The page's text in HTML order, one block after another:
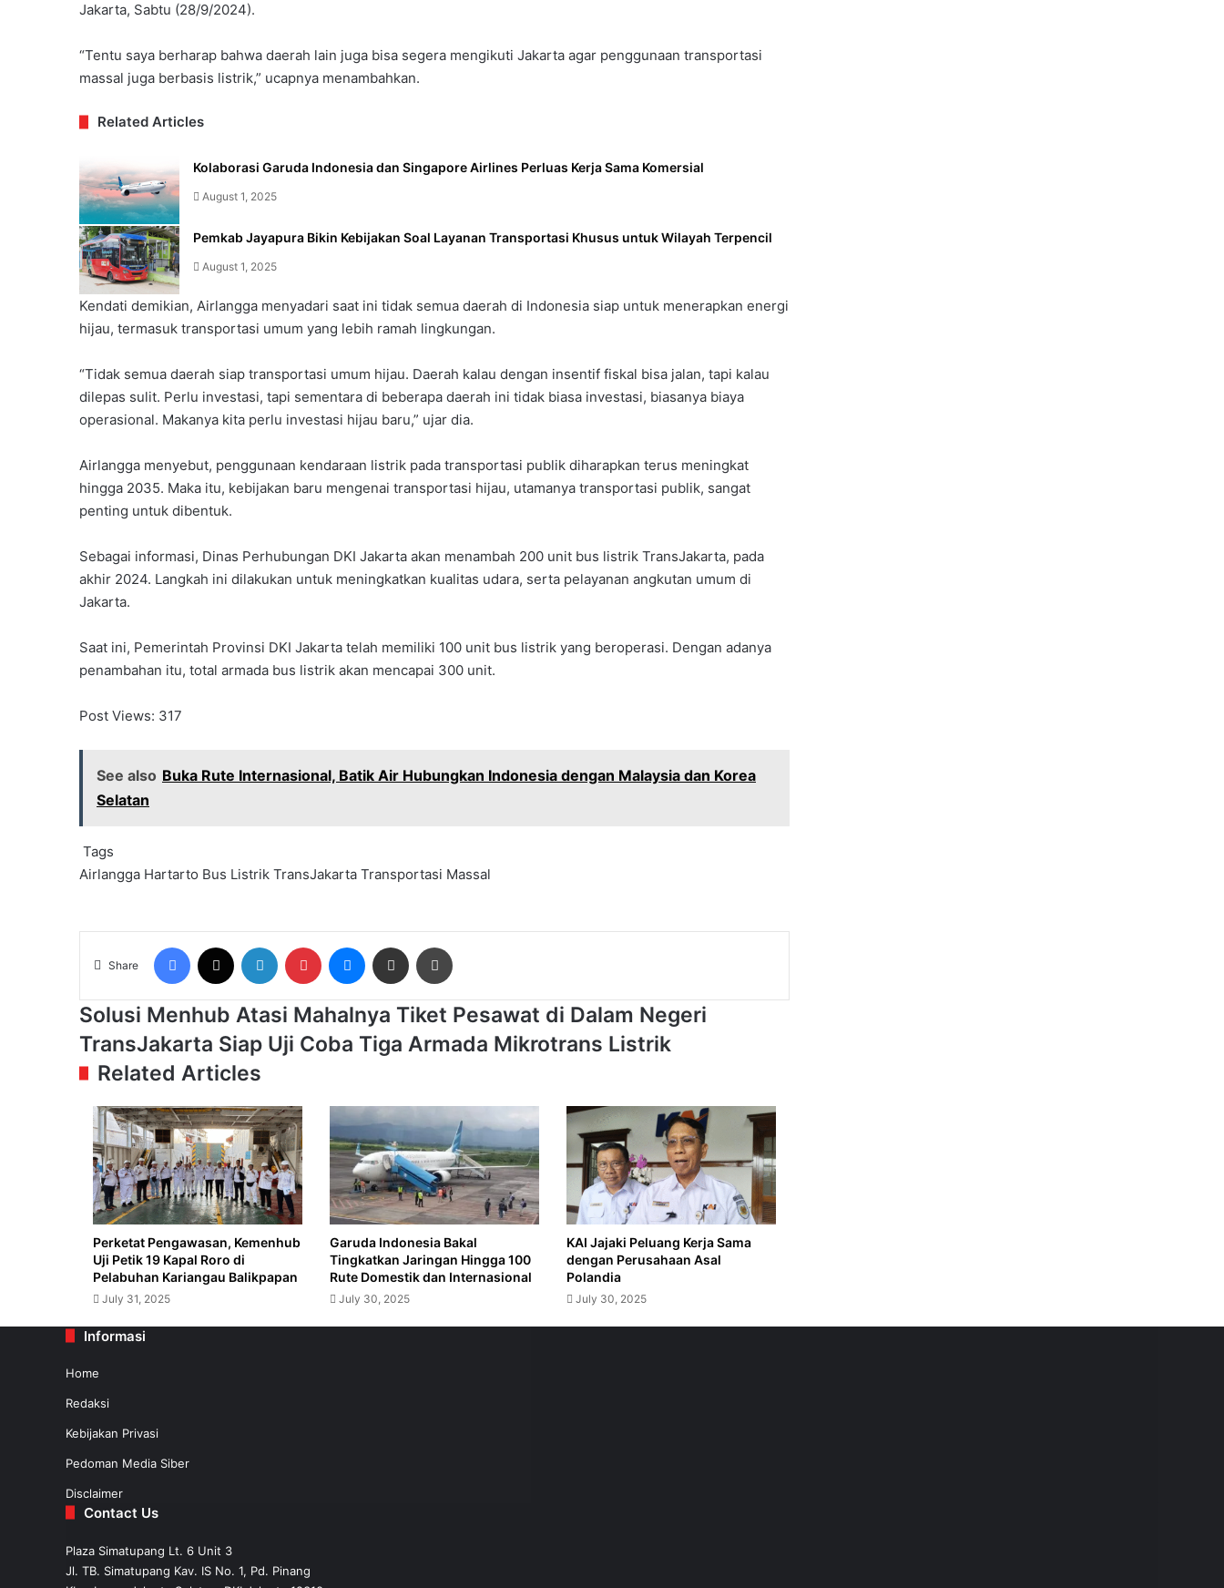
Jakarta, Sabtu (28/9/2024).
“Tentu saya berharap bahwa daerah lain juga bisa segera mengikuti Jakarta agar penggunaan transportasi
massal juga berbasis listrik,” ucapnya menambahkan.
Related Articles
Kolaborasi Garuda Indonesia dan Singapore Airlines Perluas Kerja Sama Komersial
August 1, 2025
Pemkab Jayapura Bikin Kebijakan Soal Layanan Transportasi Khusus untuk Wilayah Terpencil
August 1, 2025
Kendati demikian, Airlangga menyadari saat ini tidak semua daerah di Indonesia siap untuk menerapkan energi
hijau, termasuk transportasi umum yang lebih ramah lingkungan.
“Tidak semua daerah siap transportasi umum hijau. Daerah kalau dengan insentif fiskal bisa jalan, tapi kalau
dilepas sulit. Perlu investasi, tapi sementara di beberapa daerah ini tidak biasa investasi, biasanya biaya
operasional. Makanya kita perlu investasi hijau baru,” ujar dia.
Airlangga menyebut, penggunaan kendaraan listrik pada transportasi publik diharapkan terus meningkat
hingga 2035. Maka itu, kebijakan baru mengenai transportasi hijau, utamanya transportasi publik, sangat
penting untuk dibentuk.
Sebagai informasi, Dinas Perhubungan DKI Jakarta akan menambah 200 unit bus listrik TransJakarta, pada
akhir 2024. Langkah ini dilakukan untuk meningkatkan kualitas udara, serta pelayanan angkutan umum di
Jakarta.
Saat ini, Pemerintah Provinsi DKI Jakarta telah memiliki 100 unit bus listrik yang beroperasi. Dengan adanya
penambahan itu, total armada bus listrik akan mencapai 300 unit.
Post Views: 317
See also Buka Rute Internasional, Batik Air Hubungkan Indonesia dengan Malaysia dan Korea
Selatan
Tags
Airlangga Hartarto Bus Listrik TransJakarta Transportasi Massal
Share
Facebook LinkedIn Pinterest Messenger
Share via Email
August 1, 2025
Kemenhub Lakukan Kajian untuk Mereduksi Tingginya Biaya Transportasi
Solusi
Menhub
Atasi
Mahalnya
Tiket
Pesawat
Dalam
Negeri
Solusi Menhub Atasi Mahalnya Tiket Pesawat di Dalam Negeri
TransJakarta
Uji
Tiga
Armada
Mikrotrans
Listrik
TransJakarta Siap Uji Coba Tiga Armada Mikrotrans Listrik
Related Articles
Perketat Pengawasan, Kemenhub
Uji Petik 19 Kapal Roro di
Pelabuhan Kariangau Balikpapan
July 31, 2025
Garuda Indonesia Bakal
Tingkatkan Jaringan Hingga 100
Rute Domestik dan Internasional
July 30, 2025
KAI Jajaki Peluang Kerja Sama
dengan Perusahaan Asal
Polandia
July 30, 2025
Informasi
Home
Redaksi
Kebijakan Privasi
Pedoman Media Siber
Disclaimer
Contact Us
Plaza Simatupang Lt. 6 Unit 3
Jl. TB. Simatupang Kav. IS No. 1, Pd. Pinang